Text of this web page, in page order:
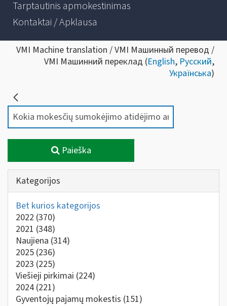
Tarptautinis apmokestinimas
Kontaktai / Apklausa
VMI Machine translation / VMI Машинный перевод /
VMI Машинний переклад (English, Русский,
Українська)
Paieška
Kategorijos
Bet kurios kategorijos
2022 (370)
2021 (348)
Naujiena (314)
2025 (236)
2023 (225)
Viešieji pirkimai (224)
2024 (221)
Gyventojų pajamų mokestis (151)